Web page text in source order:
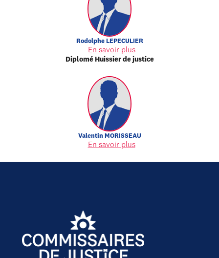
Rodolphe LEPECULIER
En savoir plus
Diplomé Huissier de justice
Valentin MORISSEAU
En savoir plus